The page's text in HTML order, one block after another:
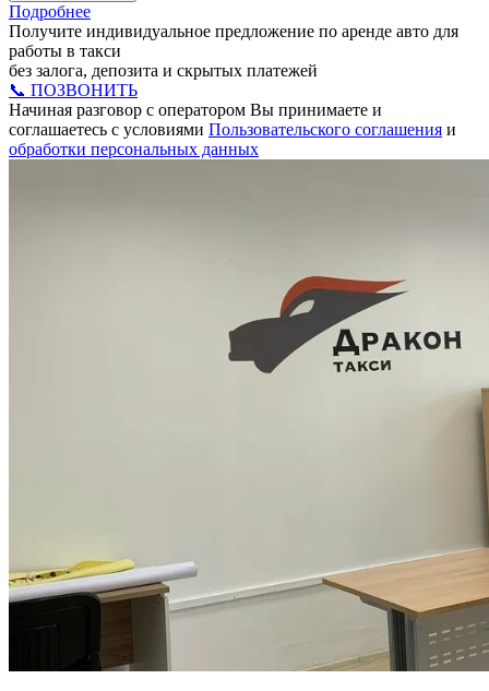
Подробнее
Получите индивидуальное предложение по аренде авто для
работы в такси
без залога, депозита и скрытых платежей
📞 ПОЗВОНИТЬ
Начиная разговор с оператором Вы принимаете и
соглашаетесь с условиями Пользовательского соглашения и
обработки персональных данных